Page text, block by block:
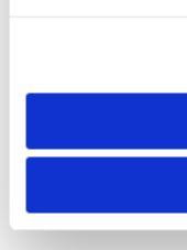
need to be set again.